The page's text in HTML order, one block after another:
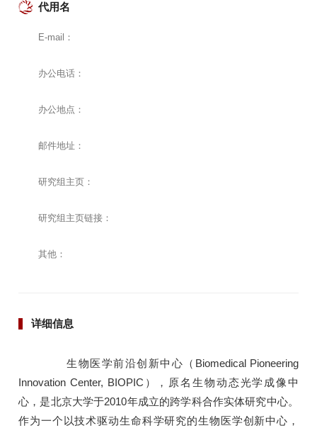
代用名
E-mail：
办公电话：
办公地点：
邮件地址：
研究组主页：
研究组主页链接：
其他：
详细信息
生物医学前沿创新中心（Biomedical Pioneering
Innovation Center, BIOPIC），原名生物动态光学成像中
心，是北京大学于2010年成立的跨学科合作实体研究中心。
作为一个以技术驱动生命科学研究的生物医学创新中心，